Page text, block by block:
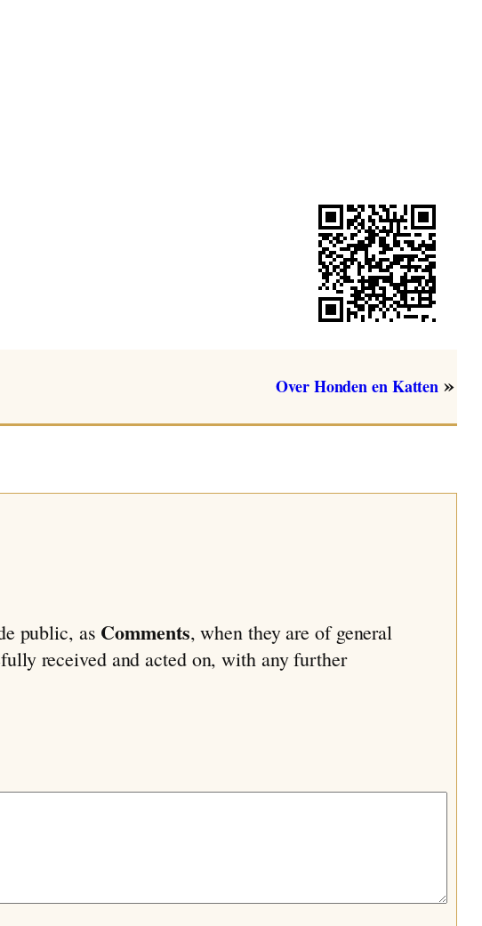
Over Honden en Katten »
public, as Comments, when they are of general
received and acted on, with any further